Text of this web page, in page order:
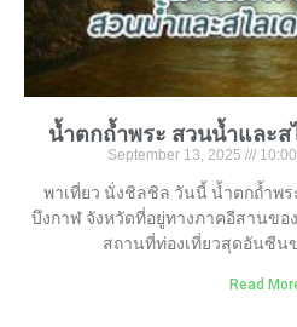
น้ำตกถ้ำพระ สวนน้ำและส
September 13, 2025
พาเที่ยว นั่งชิลชิล วันนี้ น้ำตกถ้ำพ
บึงกาฬ จังหวัดที่อยู่ทางภาคอีสานขอ
สถานที่ท่องเที่ยวสุดอันซีน
Read